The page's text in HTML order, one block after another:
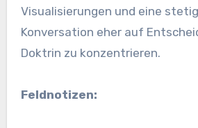
Visualisierungen und eine
Konversation eher auf
Doktrin zu konzentrieren.
Feldnotizen: